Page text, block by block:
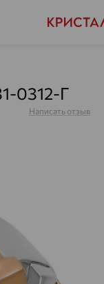
0312-Г
Написать отзыв